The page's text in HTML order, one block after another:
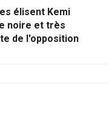
élisent Kemi
noire et très
de l'opposition